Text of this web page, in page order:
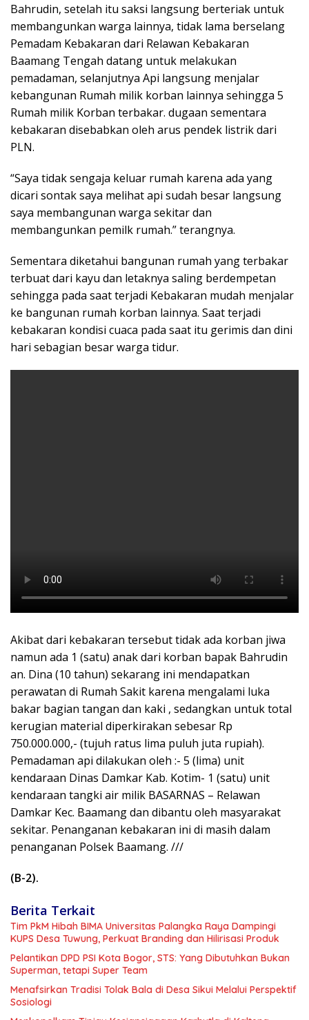
Bahrudin, setelah itu saksi langsung berteriak untuk
membangunkan warga lainnya, tidak lama berselang
Pemadam Kebakaran dari Relawan Kebakaran
Baamang Tengah datang untuk melakukan
pemadaman, selanjutnya Api langsung menjalar
kebangunan Rumah milik korban lainnya sehingga 5
Rumah milik Korban terbakar. dugaan sementara
kebakaran disebabkan oleh arus pendek listrik dari
PLN.
“Saya tidak sengaja keluar rumah karena ada yang
dicari sontak saya melihat api sudah besar langsung
saya membangunan warga sekitar dan
membangunkan pemilk rumah.” terangnya.
Sementara diketahui bangunan rumah yang terbakar
terbuat dari kayu dan letaknya saling berdempetan
sehingga pada saat terjadi Kebakaran mudah menjalar
ke bangunan rumah korban lainnya. Saat terjadi
kebakaran kondisi cuaca pada saat itu gerimis dan dini
hari sebagian besar warga tidur.
Akibat dari kebakaran tersebut tidak ada korban jiwa
namun ada 1 (satu) anak dari korban bapak Bahrudin
an. Dina (10 tahun) sekarang ini mendapatkan
perawatan di Rumah Sakit karena mengalami luka
bakar bagian tangan dan kaki , sedangkan untuk total
kerugian material diperkirakan sebesar Rp
750.000.000,- (tujuh ratus lima puluh juta rupiah).
Pemadaman api dilakukan oleh :- 5 (lima) unit
kendaraan Dinas Damkar Kab. Kotim- 1 (satu) unit
kendaraan tangki air milik BASARNAS – Relawan
Damkar Kec. Baamang dan dibantu oleh masyarakat
sekitar. Penanganan kebakaran ini di masih dalam
penanganan Polsek Baamang. ///
(B-2).
Berita Terkait
Tim PkM Hibah BIMA Universitas Palangka Raya Dampingi
KUPS Desa Tuwung, Perkuat Branding dan Hilirisasi Produk
Pelantikan DPD PSI Kota Bogor, STS: Yang Dibutuhkan Bukan
Superman, tetapi Super Team
Menafsirkan Tradisi Tolak Bala di Desa Sikui Melalui Perspektif
Sosiologi